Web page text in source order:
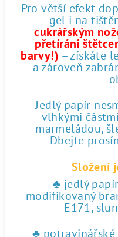
Pro větší efekt
gel i na
cukrářským
přetírání
barvy!) – získáte
a zároveň
Jedlý papír
vlhkými
marmeládou,
Dbejte
Složení
♣ jedlý
modifikovaný
E171,
♣ potravinářské